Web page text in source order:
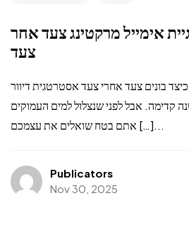
אימייל מרקטינג צעד אחר
צעד
בונים צעד אחרי צעד אסטרטגית דיוור
קדימה. אבל לפני שנצלול למים העמוקים
אתם בטח שואלים את עצמכם […]...
Publicators
Nov 30, 2025